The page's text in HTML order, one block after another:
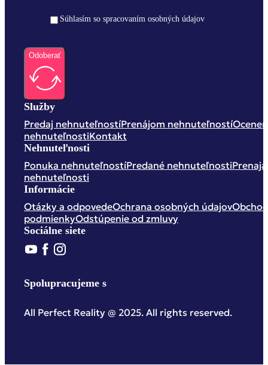
Súhlasím so spracovaním osobných údajov
Odoberať
Služby
Predaj nehnuteľnostíPrenájom nehnuteľností
nehnuteľnostiKontakt
Nehnuteľnosti
Ponuka nehnuteľnostíPredané nehnuteľnosti
nehnuteľnosti
Informácie
Otázky a odpovedeOchrana osobných údajov
podmienkyOdstúpenie od zmluvy
Sociálne siete
Spolupracujeme s
All Perfect Reality @ 2025. All rights reserved.